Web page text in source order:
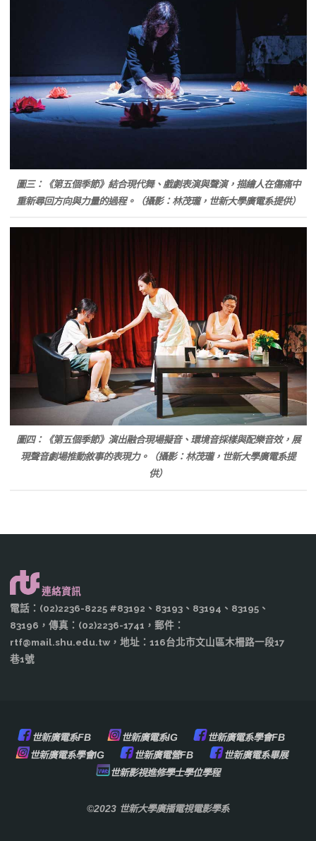
圖三：《第五個季節》結合現代舞、戲劇表演與聲演，描繪人在傷痛中
重新尋回方向與力量的過程。（攝影：林茂瓏，世新大學廣電系提供）
圖四：《第五個季節》演出融合現場擬音、環境音採樣與配樂音效，展
現聲音劇場推動敘事的表現力。（攝影：林茂瓏，世新大學廣電系提
供）
連絡資訊
電話：(02)2236-8225 #83192、83193、83194、83195、
83196，傳真：(02)2236-1741，郵件：
rtf@mail.shu.edu.tw，地址：116台北市文山區木柵路一段17
巷1號
世新廣電系FB 世新廣電系IG
世新廣電系學會FB
世新廣電系學會IG
世新廣電營FB
世新廣電系畢展
世新影視進修學士學位學程
©2023 世新大學廣播電視電影學系